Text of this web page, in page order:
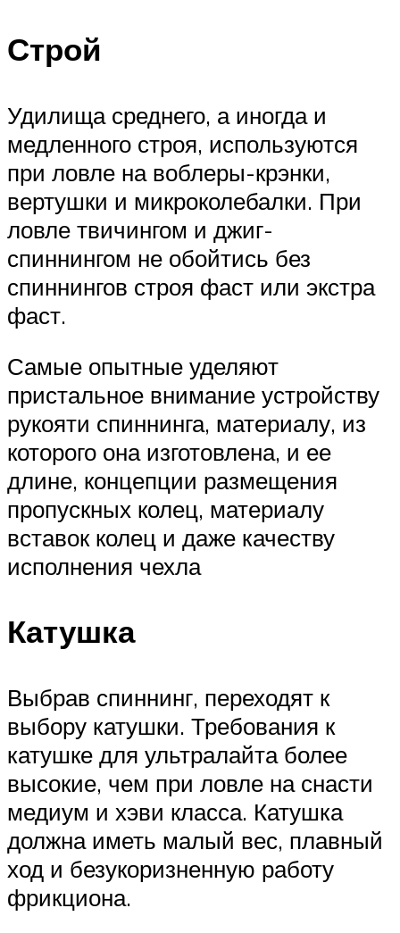
Строй
Удилища среднего, а иногда и
медленного строя, используются
при ловле на воблеры-крэнки,
вертушки и микроколебалки. При
ловле твичингом и джиг-
спиннингом не обойтись без
спиннингов строя фаст или экстра
фаст.
Самые опытные уделяют
пристальное внимание устройству
рукояти спиннинга, материалу, из
которого она изготовлена, и ее
длине, концепции размещения
пропускных колец, материалу
вставок колец и даже качеству
исполнения чехла
Катушка
Выбрав спиннинг, переходят к
выбору катушки. Требования к
катушке для ультралайта более
высокие, чем при ловле на снасти
медиум и хэви класса. Катушка
должна иметь малый вес, плавный
ход и безукоризненную работу
фрикциона.